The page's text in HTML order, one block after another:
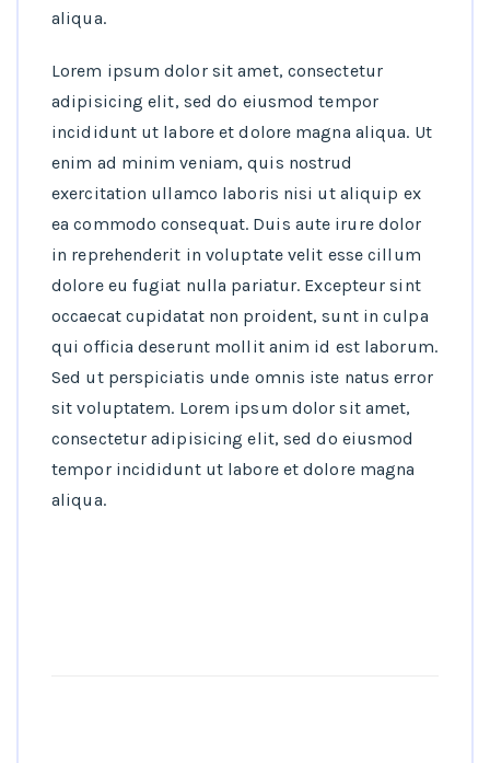
aliqua.
Lorem ipsum dolor sit amet, consectetur
adipisicing elit, sed do eiusmod tempor
incididunt ut labore et dolore magna aliqua. Ut
enim ad minim veniam, quis nostrud
exercitation ullamco laboris nisi ut aliquip ex
ea commodo consequat. Duis aute irure dolor
in reprehenderit in voluptate velit esse cillum
dolore eu fugiat nulla pariatur. Excepteur sint
occaecat cupidatat non proident, sunt in culpa
qui officia deserunt mollit anim id est laborum.
Sed ut perspiciatis unde omnis iste natus error
sit voluptatem. Lorem ipsum dolor sit amet,
consectetur adipisicing elit, sed do eiusmod
tempor incididunt ut labore et dolore magna
aliqua.